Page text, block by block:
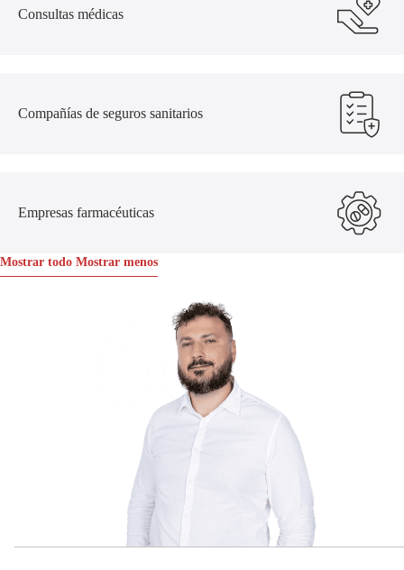
Consultas médicas
Compañías de seguros sanitarios
Empresas farmacéuticas
Mostrar todo Mostrar menos